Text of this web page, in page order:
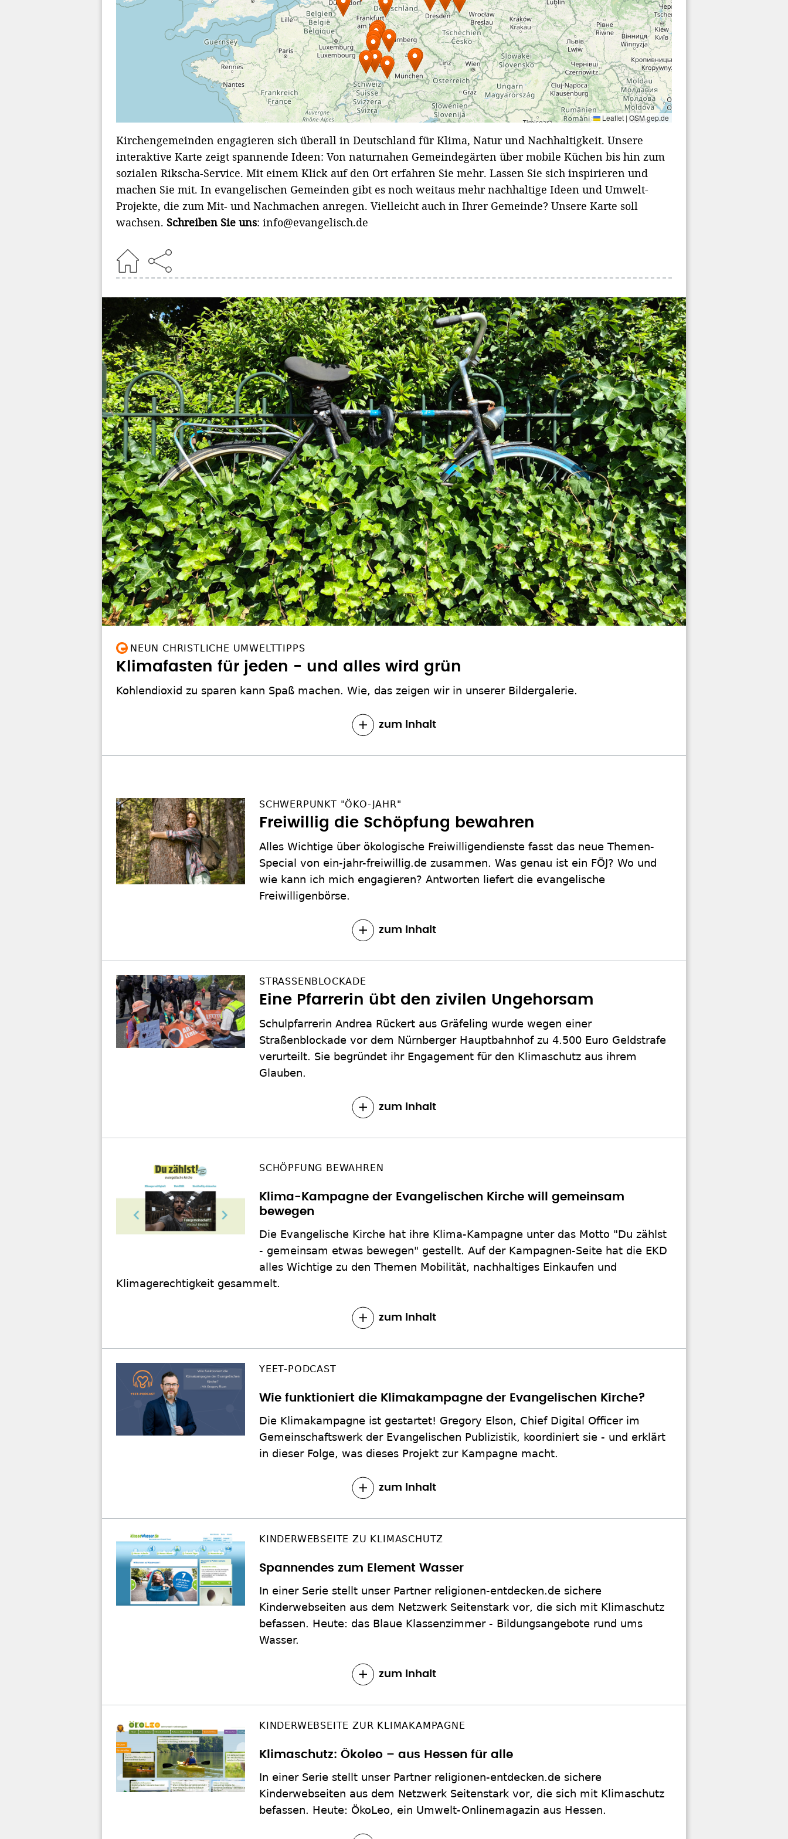
Leaflet | OSM gep.de
Kirchengemeinden engagieren sich überall in Deutschland für Klima, Natur und Nachhaltigkeit. Unsere
interaktive Karte zeigt spannende Ideen: Von naturnahen Gemeindegärten über mobile Küchen bis hin zum
sozialen Rikscha-Service. Mit einem Klick auf den Ort erfahren Sie mehr. Lassen Sie sich inspirieren und
machen Sie mit. In evangelischen Gemeinden gibt es noch weitaus mehr nachhaltige Ideen und Umwelt-
Projekte, die zum Mit- und Nachmachen anregen. Vielleicht auch in Ihrer Gemeinde? Unsere Karte soll
wachsen. Schreiben Sie uns: info@evangelisch.de
NEUN CHRISTLICHE UMWELTTIPPS
Klimafasten für jeden - und alles wird grün
Kohlendioxid zu sparen kann Spaß machen. Wie, das zeigen wir in unserer Bildergalerie.
zum Inhalt
SCHWERPUNKT "ÖKO-JAHR"
Freiwillig die Schöpfung bewahren
Alles Wichtige über ökologische Freiwilligendienste fasst das neue Themen-
Special von ein-jahr-freiwillig.de zusammen. Was genau ist ein FÖJ? Wo und
wie kann ich mich engagieren? Antworten liefert die evangelische
Freiwilligenbörse.
zum Inhalt
STRASSENBLOCKADE
Eine Pfarrerin übt den zivilen Ungehorsam
Schulpfarrerin Andrea Rückert aus Gräfeling wurde wegen einer
Straßenblockade vor dem Nürnberger Hauptbahnhof zu 4.500 Euro Geldstrafe
verurteilt. Sie begründet ihr Engagement für den Klimaschutz aus ihrem
Glauben.
zum Inhalt
SCHÖPFUNG BEWAHREN
Klima-Kampagne der Evangelischen Kirche will gemeinsam
bewegen
Die Evangelische Kirche hat ihre Klima-Kampagne unter das Motto "Du zählst
- gemeinsam etwas bewegen" gestellt. Auf der Kampagnen-Seite hat die EKD
alles Wichtige zu den Themen Mobilität, nachhaltiges Einkaufen und
Klimagerechtigkeit gesammelt.
zum Inhalt
YEET-PODCAST
Wie funktioniert die Klimakampagne der Evangelischen Kirche?
Die Klimakampagne ist gestartet! Gregory Elson, Chief Digital Officer im
Gemeinschaftswerk der Evangelischen Publizistik, koordiniert sie - und erklärt
in dieser Folge, was dieses Projekt zur Kampagne macht.
zum Inhalt
KINDERWEBSEITE ZU KLIMASCHUTZ
Spannendes zum Element Wasser
In einer Serie stellt unser Partner religionen-entdecken.de sichere
Kinderwebseiten aus dem Netzwerk Seitenstark vor, die sich mit Klimaschutz
befassen. Heute: das Blaue Klassenzimmer - Bildungsangebote rund ums
Wasser.
zum Inhalt
KINDERWEBSEITE ZUR KLIMAKAMPAGNE
Klimaschutz: Ökoleo – aus Hessen für alle
In einer Serie stellt unser Partner religionen-entdecken.de sichere
Kinderwebseiten aus dem Netzwerk Seitenstark vor, die sich mit Klimaschutz
befassen. Heute: ÖkoLeo, ein Umwelt-Onlinemagazin aus Hessen.